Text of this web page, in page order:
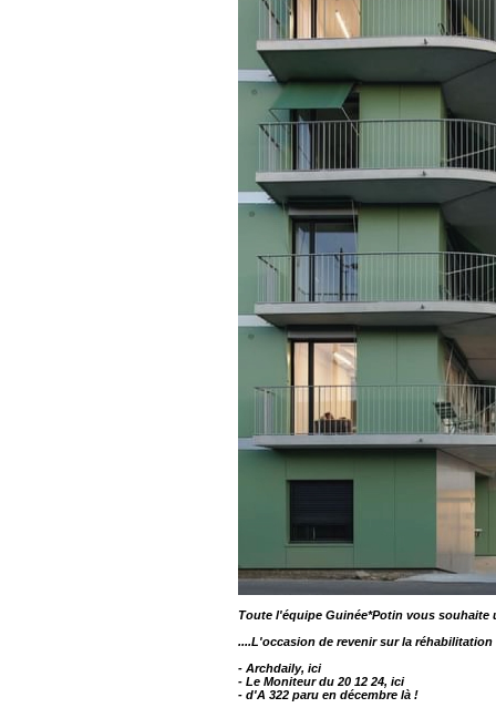
Toute l'équipe Guinée*Potin vous souhaite
....L'occasion de revenir sur la
- Archdaily, ici
- Le Moniteur du 20 12 24, ici
- d'A 322 paru en décembre là !